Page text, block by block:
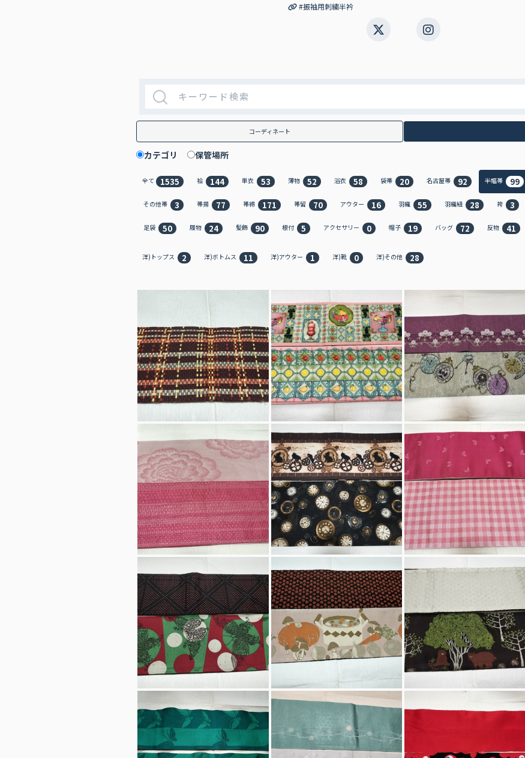
#振袖用刺繍半衿
コーディネート
カテゴリ 保管場所
全て 1535 袷 144 単衣 53 薄物 52 浴衣 58 袋帯 20 名古屋帯 92 半幅帯 99
その他帯 3 帯揚 77 帯締 171 帯留 70 アウター 16 羽織 55 羽織紐 28 袴 3
足袋 50 履物 24 髪飾 90 根付 5 アクセサリー 0 帽子 19 バッグ 72 反物 41
洋)トップス 2 洋)ボトムス 11 洋)アウター 1 洋)靴 0 洋)その他 28